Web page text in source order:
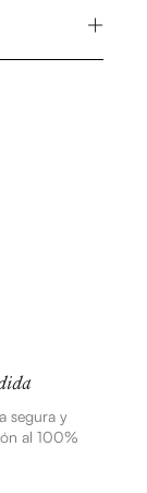
segura y
al 100%